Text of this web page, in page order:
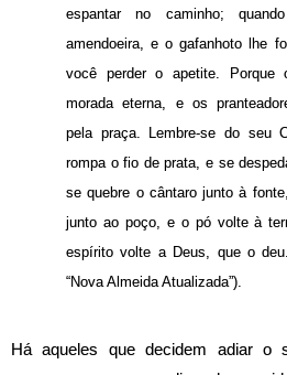
espantar no caminho;
amendoeira, e o gafanhoto lhe
você perder o apetite.
morada eterna, e os
pela praça. Lembre-se do seu
rompa o fio de prata, e se
se quebre o cântaro junto à
junto ao poço, e o pó volte à
espírito volte a Deus, que o
“Nova Almeida Atualizada”).
Há aqueles que decidem adiar o